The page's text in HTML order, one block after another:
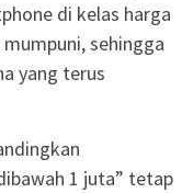
di kelas harga
sehingga
yang terus
1 juta” tetap